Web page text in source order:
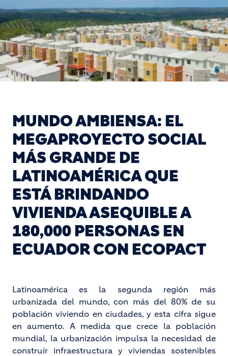
Pasar al contenido
MUNDO AMBIENSA: EL
MEGAPROYECTO SOCIAL
MÁS GRANDE DE
LATINOAMÉRICA QUE
ESTÁ BRINDANDO
VIVIENDA ASEQUIBLE A
180,000 PERSONAS EN
ECUADOR CON ECOPACT
Latinoamérica es la segunda región más
urbanizada del mundo, con más del 80% de su
población viviendo en ciudades, y esta cifra sigue
en aumento. A medida que crece la población
mundial, la urbanización impulsa la necesidad de
construir infraestructura y viviendas sostenibles